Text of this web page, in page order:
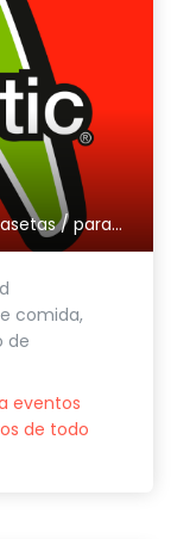
Seguros para food trucks, churrerias, casetas / paradas de comida, venta ambulante...
comida,
de
eventos
de todo